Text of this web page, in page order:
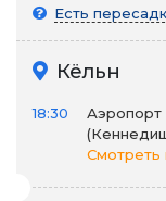
Есть
Кёльн
18:30
Аэропорт
Смотреть